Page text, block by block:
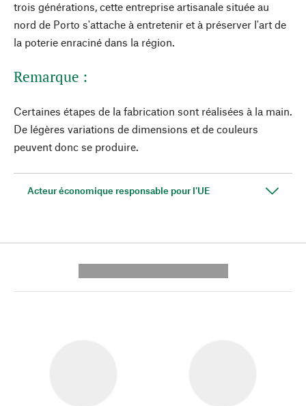
trois générations, cette entreprise artisanale située au
nord de Porto s'attache à entretenir et à préserver l'art de
la poterie enraciné dans la région.
Remarque :
Certaines étapes de la fabrication sont réalisées à la main.
De légères variations de dimensions et de couleurs
peuvent donc se produire.
Acteur économique responsable pour l'UE